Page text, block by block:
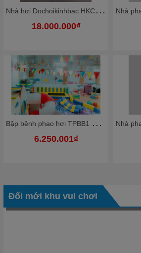
N
hà hơi Dochoikinhbac HKCNH4
18.000.000₫
B
ập bênh phao hơi TPBB1 Dochoikinhbac Giải trí hấp dẫn khu vui chơi
6.250.001₫
Đổi mới khu vui chơi